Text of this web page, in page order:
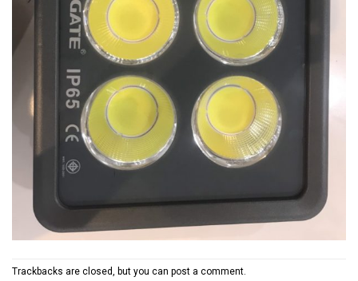
Trackbacks are closed, but you can post a comment